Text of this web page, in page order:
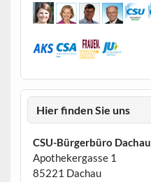
Hier finden Sie uns
CSU-Bürgerbüro Dachau
Apothekergasse 1
85221 Dachau